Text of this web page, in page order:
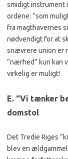
smidigt instrument
ordene: “som
fra magthavernes
nødvendigt for at
snævrere union er
“nærhed” kun kan
virkelig er muligt!
E. “Vi tænker
domstol
Det Tredie Riges
blev en